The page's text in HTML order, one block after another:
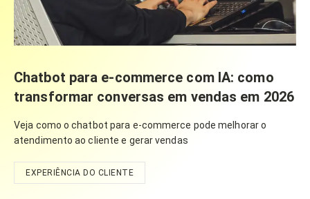
Chatbot para e-commerce com IA: como
transformar conversas em vendas em 2026
Veja como o chatbot para e-commerce pode melhorar o
atendimento ao cliente e gerar vendas
EXPERIÊNCIA DO CLIENTE